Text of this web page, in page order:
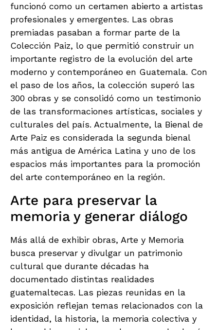
funcionó como un certamen abierto a artistas
profesionales y emergentes. Las obras
premiadas pasaban a formar parte de la
Colección Paiz, lo que permitió construir un
importante registro de la evolución del arte
moderno y contemporáneo en Guatemala. Con
el paso de los años, la colección superó las
300 obras y se consolidó como un testimonio
de las transformaciones artísticas, sociales y
culturales del país. Actualmente, la Bienal de
Arte Paiz es considerada la segunda bienal
más antigua de América Latina y uno de los
espacios más importantes para la promoción
del arte contemporáneo en la región.
Arte para preservar la
memoria y generar diálogo
Más allá de exhibir obras, Arte y Memoria
busca preservar y divulgar un patrimonio
cultural que durante décadas ha
documentado distintas realidades
guatemaltecas. Las piezas reunidas en la
exposición reflejan temas relacionados con la
identidad, la historia, la memoria colectiva y